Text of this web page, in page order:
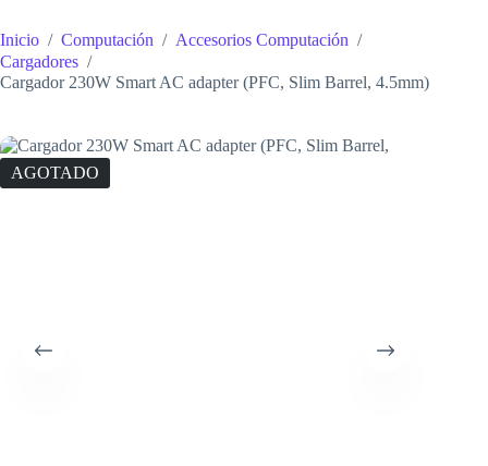
Inicio / Computación / Accesorios Computación /
Cargadores /
Cargador 230W Smart AC adapter (PFC, Slim Barrel, 4.5mm)
AGOTADO